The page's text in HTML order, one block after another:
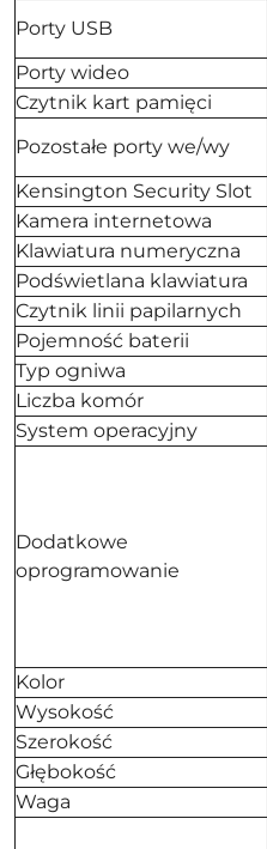
Porty USB
Porty wideo
Czytnik kart pamięci
Pozostałe porty we/wy
Kensington Security Slot
Kamera internetowa
Klawiatura numeryczna
Podświetlana klawiatura
Czytnik linii papilarnych
Pojemność baterii
Typ ogniwa
Liczba komór
System operacyjny
Dodatkowe
oprogramowanie
Kolor
Wysokość
Szerokość
Głębokość
Waga